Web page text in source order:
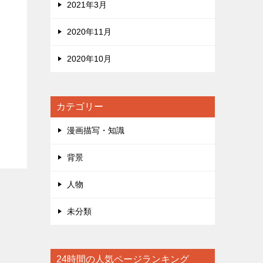
2021年3月
2020年11月
2020年10月
カテゴリー
漫画描写・知識
背景
人物
未分類
24時間の人気ページランキング